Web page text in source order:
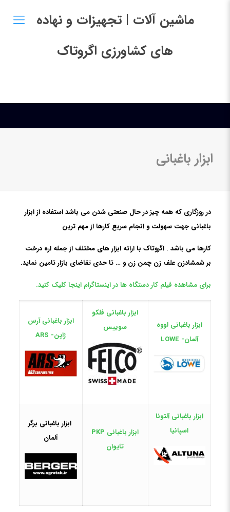
ماشین آلات | تجهیزات و نهاده
های کشاورزی اگروتاک
ابزار باغبانی
در روزگاری که همه چیز در حال صنعتی شدن می باشد استفاده از ابزار
باغبانی جهت سهولت و انجام سریع کارها از مهم ترین
کارها می باشد . اگروتاک با ارائه ابزار های مختلف از جمله اره درخت
بر شمشادزن علف زن چمن زن و … تا حدی تقاضای بازار تامین نماید.
برای مشاهده فیلم کار دستگاه ها در اینستاگرام اینجا کلیک کنید.
ابزار باغبانی لووه
آلمان- LOWE
ابزار باغبانی فلکو
سوییس
ابزار باغبانی آرس
ژاپن- ARS
ابزار باغبانی آلتونا
اسپانیا
ابزار باغبانی PKP
تایوان
ابزار باغبانی برگر
آلمان